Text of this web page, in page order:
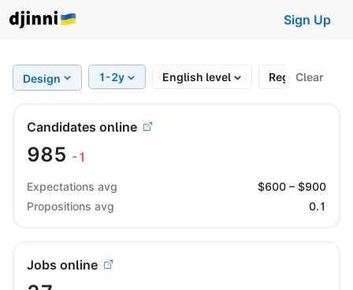
Sign Up
Design 1-2y English level RegionClear
Candidates online
985 -1
Expectations avg $600 – $900
Propositions avg
0.1
Jobs online